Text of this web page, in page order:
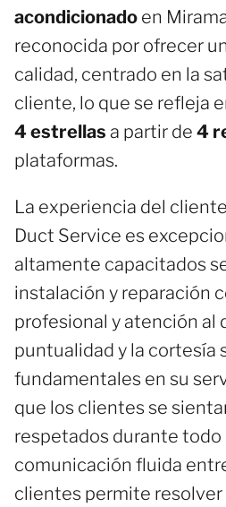
acondicionado en
reconocida por ofrecer
calidad, centrado en la
cliente, lo que se refleja
4 estrellas a partir de 4
plataformas.
La experiencia del
Duct Service es
altamente capacitados
instalación y reparación
profesional y atención al
puntualidad y la cortesía
fundamentales en su
que los clientes se
respetados durante todo
comunicación fluida
clientes permite resolver